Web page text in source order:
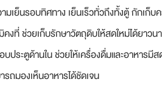
เย็นรอบทิศทาง เย็นเร็วทั่วถึงทั้งตู้ กักเก็บ
ที่ ช่วยเก็บรักษาวัตถุดิบให้สดใหม่ได้ยาวน
ระตูด้านใน ช่วยให้เครื่องดื่มและอาหารมีส
ถมองเห็นอาหารได้ชัดเจน